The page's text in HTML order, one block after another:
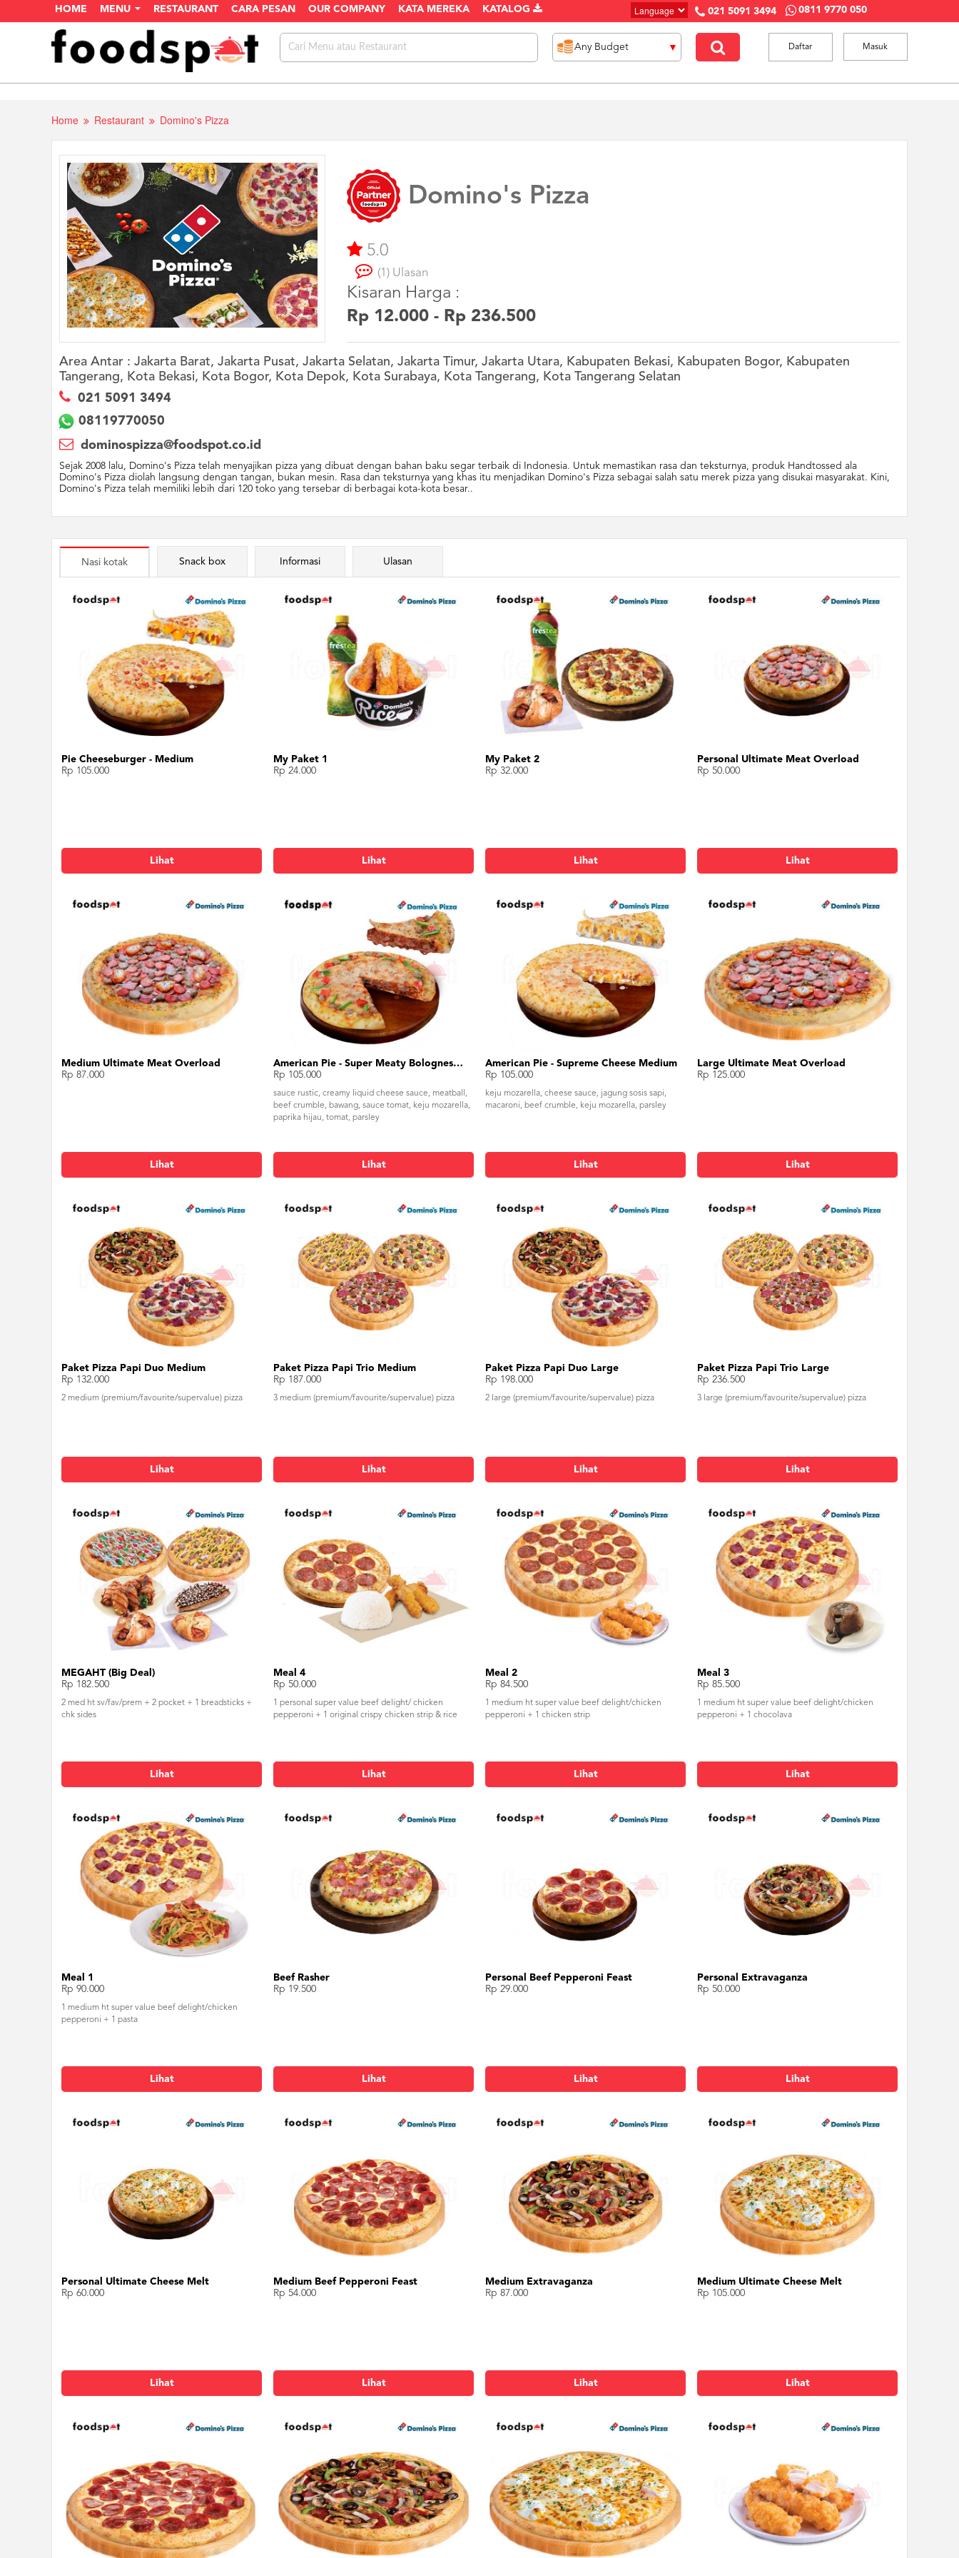
HOME MENU RESTAURANT CARA PESAN OUR COMPANY KATA MEREKA KATALOG 021 5091 3494 0811 9770 050
Masuk
Daftar
Home Restaurant Domino's Pizza
Domino's Pizza
5.0
(1) Ulasan
Kisaran Harga :
Rp 12.000 - Rp 236.500
Area Antar : Jakarta Barat, Jakarta Pusat, Jakarta Selatan, Jakarta Timur, Jakarta Utara, Kabupaten Bekasi, Kabupaten Bogor, Kabupaten
Tangerang, Kota Bekasi, Kota Bogor, Kota Depok, Kota Surabaya, Kota Tangerang, Kota Tangerang Selatan
021 5091 3494
08119770050
dominospizza@foodspot.co.id
Sejak 2008 lalu, Domino's Pizza telah menyajikan pizza yang dibuat dengan bahan baku segar terbaik di Indonesia. Untuk memastikan rasa dan teksturnya, produk Handtossed ala
Domino's Pizza diolah langsung dengan tangan, bukan mesin. Rasa dan teksturnya yang khas itu menjadikan Domino's Pizza sebagai salah satu merek pizza yang disukai masyarakat. Kini,
Domino's Pizza telah memiliki lebih dari 120 toko yang tersebar di berbagai kota-kota besar..
Nasi kotak Snack box Informasi Ulasan
Pie Cheeseburger - Medium
Rp 105.000
Lihat
My Paket 1
Rp 24.000
Lihat
My Paket 2
Rp 32.000
Lihat
Personal Ultimate Meat Overload
Rp 50.000
Lihat
Medium Ultimate Meat Overload
Rp 87.000
Lihat
American Pie - Super Meaty Bolognese Medium
Rp 105.000
sauce rustic, creamy liquid cheese sauce, meatball,
beef crumble, bawang, sauce tomat, keju mozarella,
paprika hijau, tomat, parsley
Lihat
American Pie - Supreme Cheese Medium
Rp 105.000
keju mozarella, cheese sauce, jagung sosis sapi,
macaroni, beef crumble, keju mozarella, parsley
Lihat
Large Ultimate Meat Overload
Rp 125.000
Lihat
Paket Pizza Papi Duo Medium
Rp 132.000
2 medium (premium/favourite/supervalue) pizza
Lihat
Paket Pizza Papi Trio Medium
Rp 187.000
3 medium (premium/favourite/supervalue) pizza
Lihat
Paket Pizza Papi Duo Large
Rp 198.000
2 large (premium/favourite/supervalue) pizza
Lihat
Paket Pizza Papi Trio Large
Rp 236.500
3 large (premium/favourite/supervalue) pizza
Lihat
MEGAHT (Big Deal)
Rp 182.500
2 med ht sv/fav/prem + 2 pocket + 1 breadsticks +
chk sides
Lihat
Meal 4
Rp 50.000
1 personal super value beef delight/ chicken
pepperoni + 1 original crispy chicken strip & rice
Lihat
Meal 2
Rp 84.500
1 medium ht super value beef delight/chicken
pepperoni + 1 chicken strip
Lihat
Meal 3
Rp 85.500
1 medium ht super value beef delight/chicken
pepperoni + 1 chocolava
Lihat
Meal 1
Rp 90.000
1 medium ht super value beef delight/chicken
pepperoni + 1 pasta
Lihat
Beef Rasher
Rp 19.500
Lihat
Personal Beef Pepperoni Feast
Rp 29.000
Lihat
Personal Extravaganza
Rp 50.000
Lihat
Personal Ultimate Cheese Melt
Rp 60.000
Lihat
Medium Beef Pepperoni Feast
Rp 54.000
Lihat
Medium Extravaganza
Rp 87.000
Lihat
Medium Ultimate Cheese Melt
Rp 105.000
Lihat